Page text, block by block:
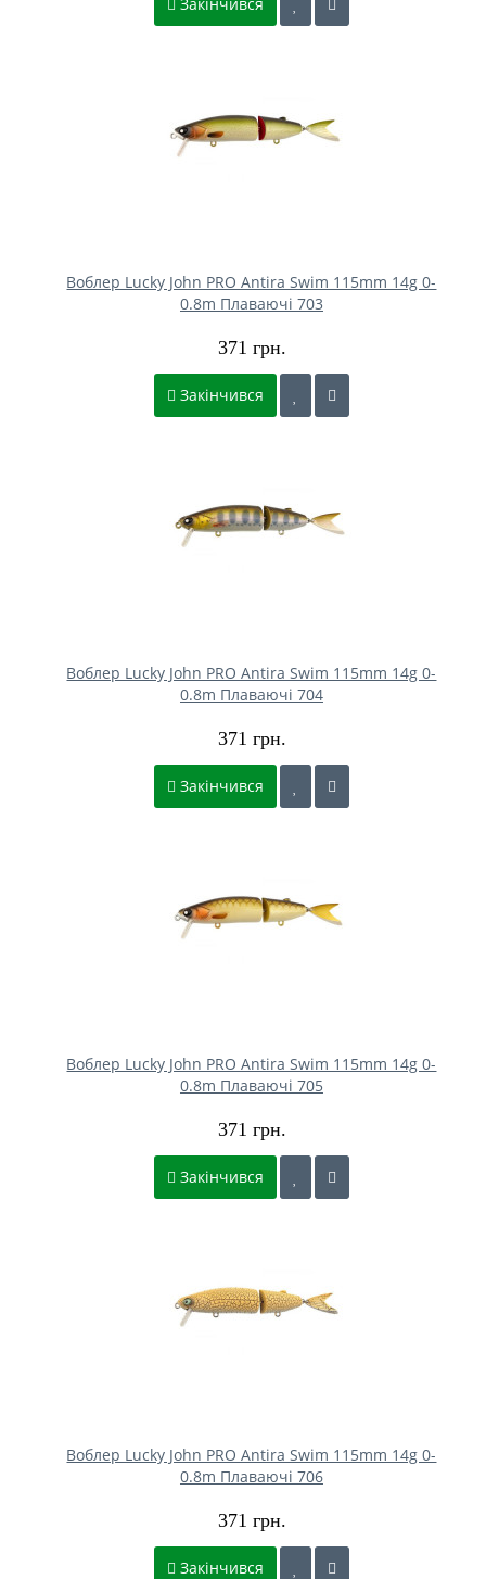
Воблер Lucky John PRO Antira Swim 115mm 14g 0-
0.8m Плаваючі 703
371 грн.
Закінчився
Воблер Lucky John PRO Antira Swim 115mm 14g 0-
0.8m Плаваючі 704
371 грн.
Закінчився
Воблер Lucky John PRO Antira Swim 115mm 14g 0-
0.8m Плаваючі 705
371 грн.
Закінчився
Воблер Lucky John PRO Antira Swim 115mm 14g 0-
0.8m Плаваючі 706
371 грн.
Закінчився